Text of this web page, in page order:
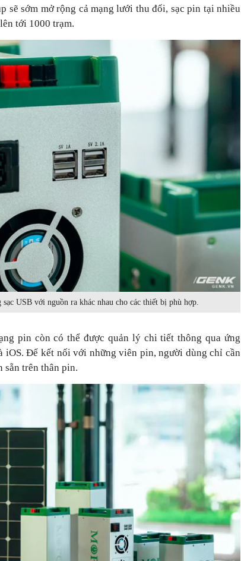
sẽ sớm mở rộng cả mạng lưới thu đổi, sạc pin tại nhiều
tới 1000 trạm.
USB với nguồn ra khác nhau cho các thiết bị phù hợp.
pin còn có thể được quản lý chi tiết thông qua ứng
iOS. Để kết nối với những viên pin, người dùng chỉ cần
sẵn trên thân pin.